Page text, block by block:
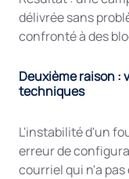
délivrée sans
confronté à des
Deuxième raison :
techniques
L'instabilité d'un
erreur de
courriel qui n'a